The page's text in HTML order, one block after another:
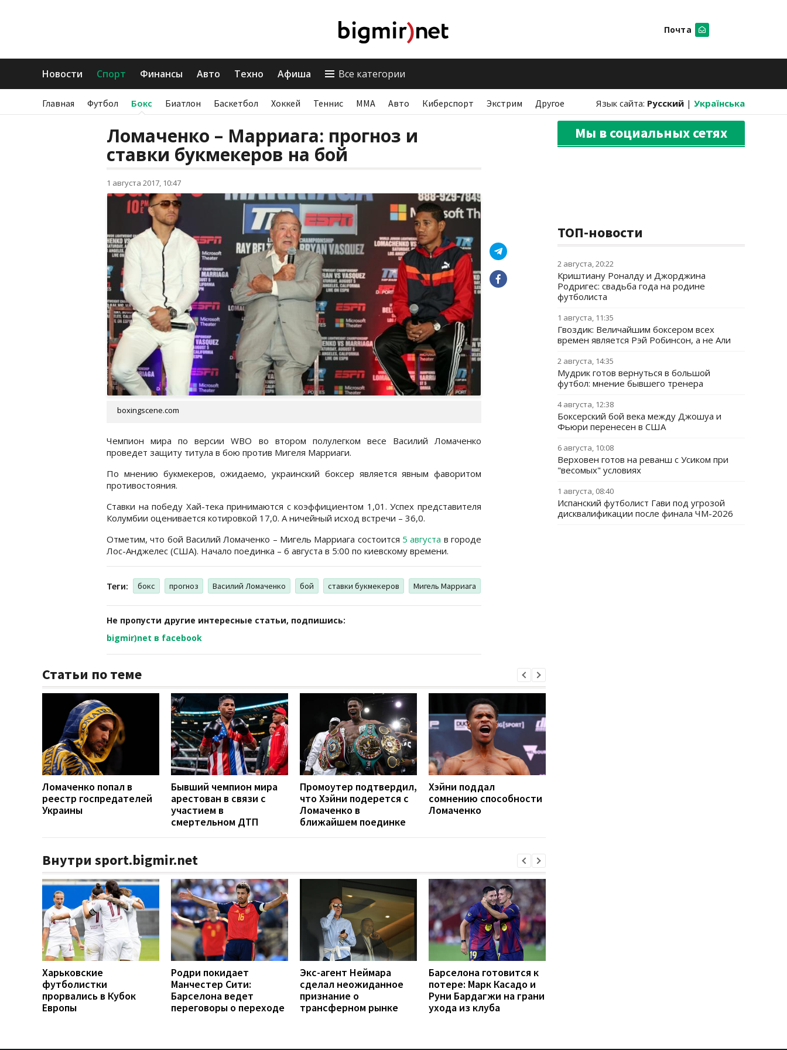
Почта
Новости Спорт Финансы Авто Техно Афиша Все категории
Главная Футбол Бокс Биатлон Баскетбол Хоккей Теннис ММА Авто Киберспорт Экстрим Другое Язык сайта: Русский | Українська
Ломаченко – Марриага: прогноз и
ставки букмекеров на бой
1 августа 2017, 10:47
boxingscene.com
Чемпион мира по версии WBO во втором полулегком весе Василий Ломаченко
проведет защиту титула в бою против Мигеля Марриаги.
По мнению букмекеров, ожидаемо, украинский боксер является явным фаворитом
противостояния.
Ставки на победу Хай-тека принимаются с коэффициентом 1,01. Успех представителя
Колумбии оценивается котировкой 17,0. А ничейный исход встречи – 36,0.
Отметим, что бой Василий Ломаченко – Мигель Марриага состоится 5 августа в городе
Лос-Анджелес (США). Начало поединка – 6 августа в 5:00 по киевскому времени.
Теги: бокс прогноз Василий Ломаченко бой ставки букмекеров Мигель Марриага
Не пропусти другие интересные статьи, подпишись:
bigmir)net в facebook
Статьи по теме
Ломаченко попал в
реестр госпредателей
Украины
Бывший чемпион мира
арестован в связи с
участием в
смертельном ДТП
Промоутер подтвердил,
что Хэйни подерется с
Ломаченко в
ближайшем поединке
Хэйни поддал
сомнению способности
Ломаченко
Внутри sport.bigmir.net
Харьковские
футболистки
прорвались в Кубок
Европы
Родри покидает
Манчестер Сити:
Барселона ведет
переговоры о переходе
Экс-агент Неймара
сделал неожиданное
признание о
трансферном рынке
Барселона готовится к
потере: Марк Касадо и
Руни Бардагжи на грани
ухода из клуба
Мы в социальных сетях
ТОП-новости
2 августа, 20:22
Криштиану Роналду и Джорджина
Родригес: свадьба года на родине
футболиста
1 августа, 11:35
Гвоздик: Величайшим боксером всех
времен является Рэй Робинсон, а не Али
2 августа, 14:35
Мудрик готов вернуться в большой
футбол: мнение бывшего тренера
4 августа, 12:38
Боксерский бой века между Джошуа и
Фьюри перенесен в США
6 августа, 10:08
Верховен готов на реванш с Усиком при
"весомых" условиях
1 августа, 08:40
Испанский футболист Гави под угрозой
дисквалификации после финала ЧМ-2026